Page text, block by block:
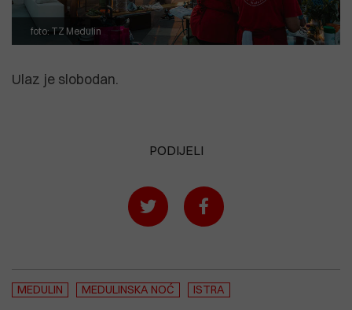
foto: TZ Medulin
Ulaz je slobodan.
PODIJELI
MEDULIN MEDULINSKA NOĆ ISTRA